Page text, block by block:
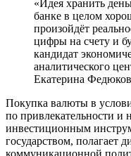
«Идея хранить
банке в целом
произойдёт
цифры на счету и
кандидат
аналитического
Екатерина
Покупка валюты в
по привлекательности и
инвестиционным
государством, полагает
коммуникационной